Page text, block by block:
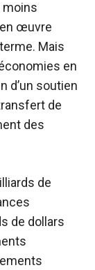
moins
œuvre
Mais
en
d’un soutien
de
des
de
de dollars